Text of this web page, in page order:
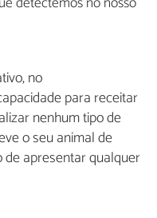
no
para receitar
nenhum tipo de
o seu animal de
apresentar qualquer